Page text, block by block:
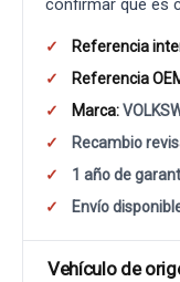
confirmar que es
Referencia
Referencia
Marca:
Recambio
1 año de
Envío
Vehículo de